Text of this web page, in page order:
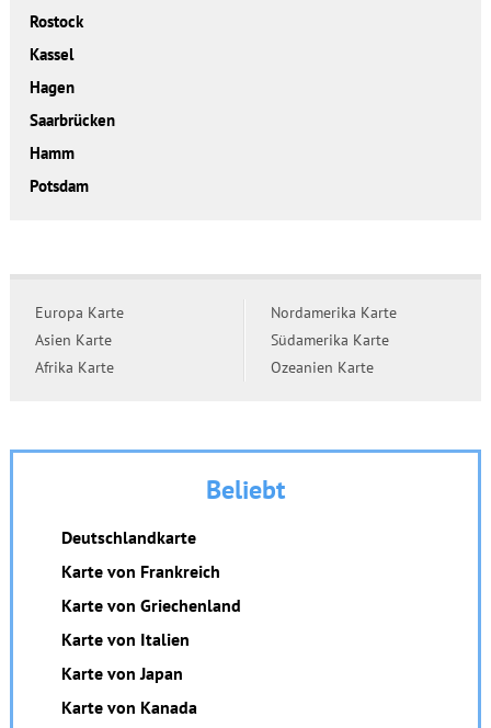
Rostock
Kassel
Hagen
Saarbrücken
Hamm
Potsdam
Europa Karte
Asien Karte
Afrika Karte
Nordamerika Karte
Südamerika Karte
Ozeanien Karte
Beliebt
Deutschlandkarte
Karte von Frankreich
Karte von Griechenland
Karte von Italien
Karte von Japan
Karte von Kanada